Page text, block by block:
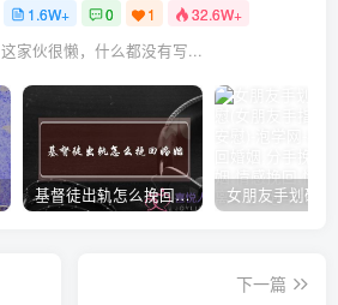
1.6W+ 0 1 32.6W+
这家伙很懒，什么都没有写...
基督徒出轨怎么挽回婚姻(基督徒面对出轨婚姻)
下一篇